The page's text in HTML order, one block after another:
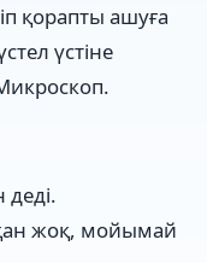
қорапты ашуға
үстіне
жоқ, мойымай